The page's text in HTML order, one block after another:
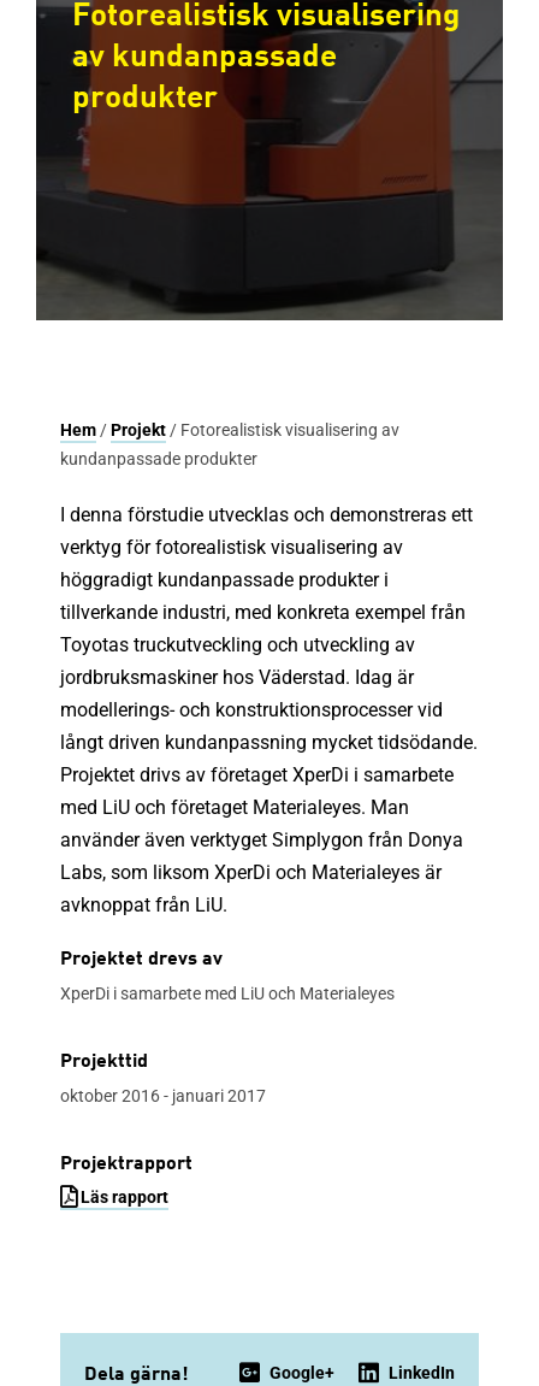
Fotorealistisk visualisering
av kundanpassade
produkter
Hem/Projekt/ Fotorealistisk visualisering av
kundanpassade produkter
I denna förstudie utvecklas och demonstreras ett
verktyg för fotorealistisk visualisering av
höggradigt kundanpassade produkter i
tillverkande industri, med konkreta exempel från
Toyotas truckutveckling och utveckling av
jordbruksmaskiner hos Väderstad. Idag är
modellerings- och konstruktionsprocesser vid
långt driven kundanpassning mycket tidsödande.
Projektet drivs av företaget XperDi i samarbete
med LiU och företaget Materialeyes. Man
använder även verktyget Simplygon från Donya
Labs, som liksom XperDi och Materialeyes är
avknoppat från LiU.
Projektet drevs av
XperDi i samarbete med LiU och Materialeyes
Projekttid
oktober 2016 - januari 2017
Projektrapport
Läs rapport
Dela gärna! LinkedIn
Google+